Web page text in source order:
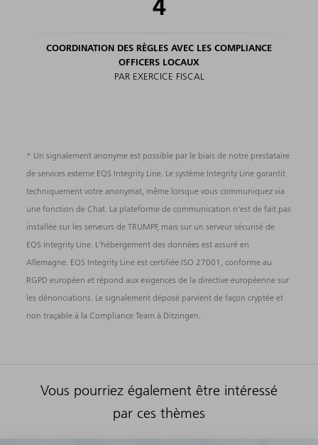
4
COORDINATION DES RÈGLES AVEC LES COMPLIANCE
OFFICERS LOCAUX
PAR EXERCICE FISCAL
* Un signalement anonyme est possible par le biais de notre prestataire
de services externe EQS Integrity Line. Le système Integrity Line garantit
techniquement votre anonymat, même lorsque vous communiquez via
une fonction de Chat. La plateforme de communication n'est de fait pas
installée sur les serveurs de TRUMPF, mais sur un serveur sécurisé de
EQS Integrity Line. L'hébergement des données est assuré en
Allemagne. EQS Integrity Line est certifiée ISO 27001, conforme au
RGPD européen et répond aux exigences de la directive européenne sur
les dénonciations. Le signalement déposé parvient de façon cryptée et
non traçable à la Compliance Team à Ditzingen.
Vous pourriez également être intéressé
par ces thèmes